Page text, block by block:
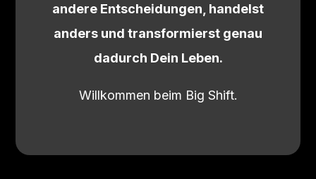
andere Entscheidungen, handelst
anders und transformierst genau
dadurch Dein Leben.
Willkommen beim Big Shift.